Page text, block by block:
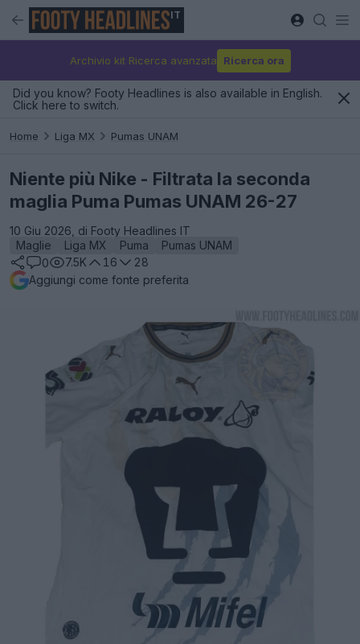
IT
Archivio kit Ricerca avanzata Ricerca ora
Did you know? Footy Headlines is also available in English.
Click here to switch.
Home Liga MX Pumas UNAM
Niente più Nike - Filtrata la seconda
maglia Puma Pumas UNAM 26-27
10 Giu 2026, di Footy Headlines IT
Maglie
Liga MX Puma
Pumas UNAM
0
7.5K 16
28
Aggiungi come fonte preferita